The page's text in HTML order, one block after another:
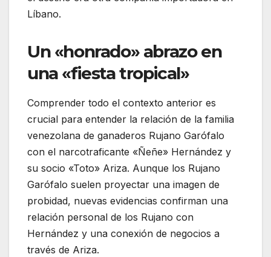
Líbano.
Un «honrado» abrazo en
una «fiesta tropical»
Comprender todo el contexto anterior es
crucial para entender la relación de la familia
venezolana de ganaderos Rujano Garófalo
con el narcotraficante «Ñeñe» Hernández y
su socio «Toto» Ariza. Aunque los Rujano
Garófalo suelen proyectar una imagen de
probidad, nuevas evidencias confirman una
relación personal de los Rujano con
Hernández y una conexión de negocios a
través de Ariza.